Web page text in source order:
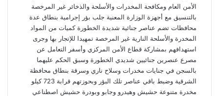
الأمن العام ومكافحة المخدرات والأسلحة والذخائر غير المرخصة
بالتنسيق مع أجهزة الوزارة المعنية جلب بؤر إجرامية بنطاق عدة
محافظات تضم عناصر جنائية شديدة الخطورة كميات من المواد
المخدرة والأسلحة النارية غير المرخصة تمهيدا للإتجار بها وجرى
استهدافهم بمشاركة قطاع الأمن المركزي وأسفر التعامل عن
مصرع عنصرين جنائيين شديدي الخطورة وسبق الحكم عليهما
بالسجن في جنايات مخدرات وسلاح ناري وسرقة بنطاق محافظة
الشرقية وضبط باقي عناصر تلك البؤر وبحوزتهم قرابة 723 كيلو
مخدرة متنوعة حشيش وهيدرو وجابو وبودرة حشيش اصطناعي